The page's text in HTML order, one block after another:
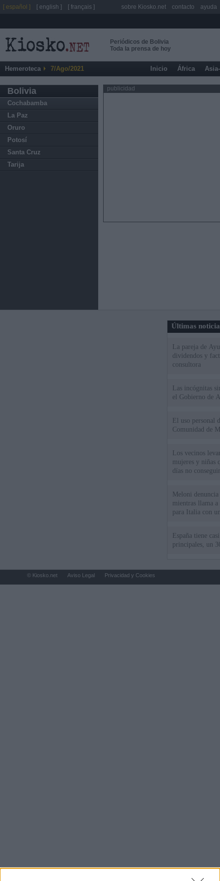
Periódicos de Bolivia
Toda la prensa de hoy
Hemeroteca 7/Ago/2021 Inicio África
Bolivia
Cochabamba
La Paz
Oruro
Potosí
Santa Cruz
Tarija
publicidad
Últimas
La pareja de
dividendos y
consultora
Las incógnitas
el Gobierno de
El uso personal
Comunidad de
Los vecinos
mujeres y niñas
días no
Meloni
mientras llama
para Italia con
España tiene
principales, un
[ español ] [ english ] [ français ] sobre Kiosko.net contacto ayuda
© Kiosko.net Aviso Legal Privacidad y Cookies